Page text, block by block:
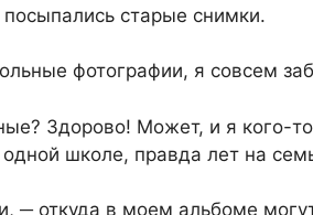
посыпались старые снимки.​
фотографии, я совсем
Здорово! Может, и я кого-
школе, правда лет на
─ откуда в моем альбоме